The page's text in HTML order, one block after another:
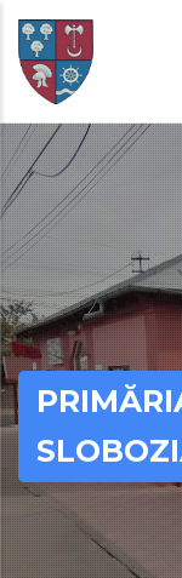
Skip
main
content